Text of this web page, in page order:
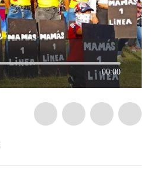
00:00